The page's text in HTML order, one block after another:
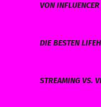
VON
DIE BESTEN
STREAMING VS.